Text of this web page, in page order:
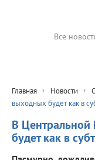
Все
Главная Новости
выходных будет как в
В Центральной
будет как в